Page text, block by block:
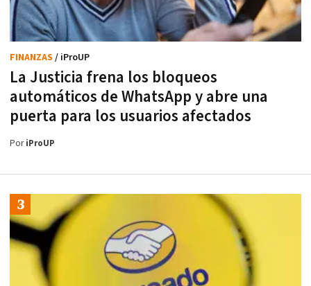
La Justicia frena los bloqueos
automáticos de WhatsApp y abre una
puerta para los usuarios afectados
FINANZAS / iProUP
PoriProUP